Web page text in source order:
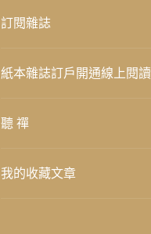
訂閱雜誌
紙本雜誌訂戶開通線上閱讀
聽 禪
我的收藏文章